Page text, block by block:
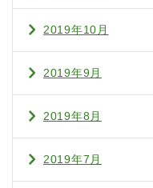
2019年10月
2019年9月
2019年8月
2019年7月